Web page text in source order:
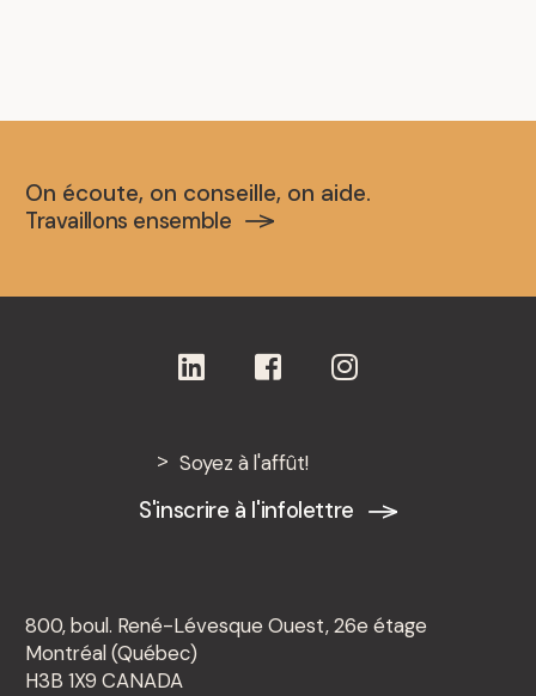
On écoute, on conseille, on aide.
Travaillons ensemble
Soyez à l'affût!
S'inscrire à l'infolettre
800, boul. René-Lévesque Ouest, 26e étage
Montréal (Québec)
H3B 1X9 CANADA